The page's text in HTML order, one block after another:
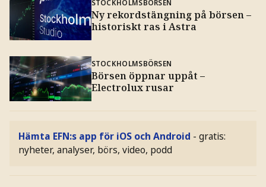
STOCKHOLMSBÖRSEN
Ny rekordstängning på börsen –
historiskt ras i Astra
STOCKHOLMSBÖRSEN
Börsen öppnar uppåt –
Electrolux rusar
Hämta EFN:s app för iOS och Android - gratis:
nyheter, analyser, börs, video, podd